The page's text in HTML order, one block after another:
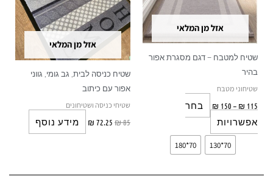
אזל מן המלאי
שטיח למטבח – דגם מסגרת אפור
בהיר
שטיחוני מטבח
₪ 115
–
₪ 150
בחר
אפשרויות
ניתן
לבחור
70*130
70*180
אזל מן המלאי
שטיח כניסה לבית, גב גומי, גווני
אפור עם כיתוב
שטיחי כניסה ושטיחונים
₪85
₪ 72.25 מידע נוסף